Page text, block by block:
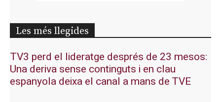
Les més llegides
TV3 perd el lideratge després de 23 mesos:
Una deriva sense continguts i en clau
espanyola deixa el canal a mans de TVE